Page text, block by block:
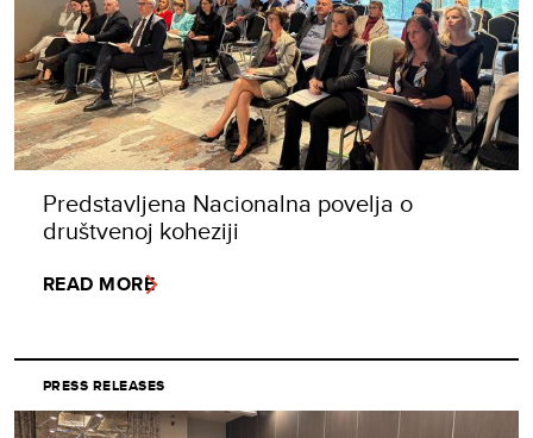
Predstavljena Nacionalna povelja o
društvenoj koheziji
READ MORE
PRESS RELEASES